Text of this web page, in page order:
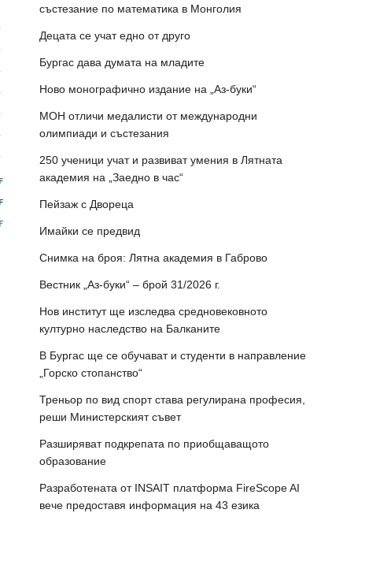
състезание по математика в Монголия
Децата се учат едно от друго
Бургас дава думата на младите
Ново монографично издание на „Аз-буки“
МОН отличи медалисти от международни
олимпиади и състезания
250 ученици учат и развиват умения в Лятната
академия на „Заедно в час“
Пейзаж с Двореца
Имайки се предвид
Снимка на броя: Лятна академия в Габрово
Вестник „Аз-буки“ – брой 31/2026 г.
Нов институт ще изследва средновековното
културно наследство на Балканите
В Бургас ще се обучават и студенти в направление
„Горско стопанство“
Треньор по вид спорт става регулирана професия,
реши Министерският съвет
Разширяват подкрепата по приобщаващото
образование
Разработената от INSAIT платформа FireScope AI
вече предоставя информация на 43 езика